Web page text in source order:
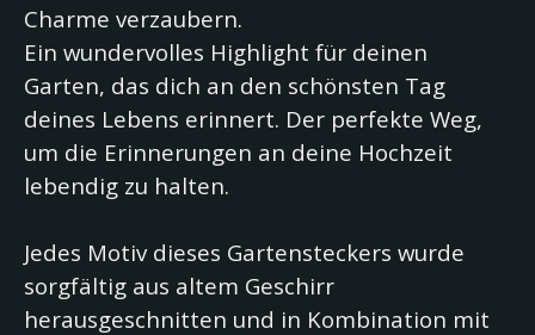
Charme verzaubern.
Ein wundervolles Highlight für deinen
Garten, das dich an den schönsten Tag
deines Lebens erinnert. Der perfekte Weg,
um die Erinnerungen an deine Hochzeit
lebendig zu halten.
Jedes Motiv dieses Gartensteckers wurde
sorgfältig aus altem Geschirr
herausgeschnitten und in Kombination mit